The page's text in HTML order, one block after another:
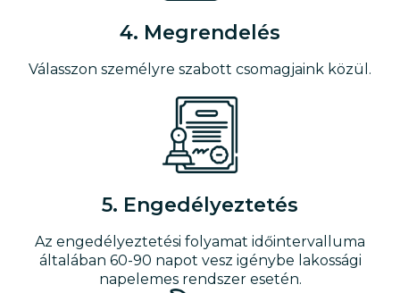
4. Megrendelés
Válasszon személyre szabott csomagjaink közül.
5. Engedélyeztetés
Az engedélyeztetési folyamat időintervalluma
általában 60-90 napot vesz igénybe lakossági
napelemes rendszer esetén.